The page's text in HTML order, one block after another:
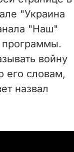
"Украина
"Наш"
войну
его словам,
назвал